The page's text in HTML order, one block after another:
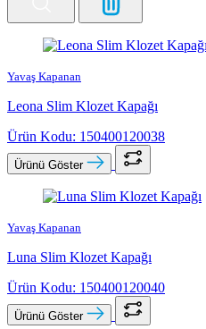
Yavaş Kapanan
Leona Slim Klozet Kapağı
Ürün Kodu: 150400120038
Ürünü Göster
Yavaş Kapanan
Luna Slim Klozet Kapağı
Ürün Kodu: 150400120040
Ürünü Göster